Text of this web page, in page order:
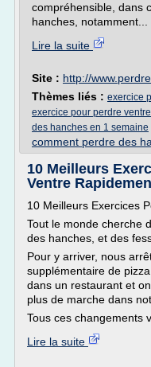
compréhensible, dans
hanches, notamment...
Lire la suite
Site : http://
Thèmes liés : exercice
exercice pour perdre
des hanches en 1 semaine
comment perdre des
10 Meilleurs
Ventre
10 Meilleurs Exercices
Tout le monde cherche
des hanches, et des
Pour y arriver, nous
supplémentaire de
dans un restaurant et
plus de marche dans
Tous ces changements
Lire la suite